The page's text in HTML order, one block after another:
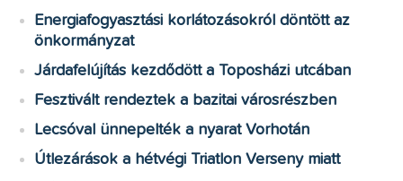
Energiafogyasztási korlátozásokról döntött az
önkormányzat
Járdafelújítás kezdődött a Toposházi utcában
Fesztivált rendeztek a bazitai városrészben
Lecsóval ünnepelték a nyarat Vorhotán
Útlezárások a hétvégi Triatlon Verseny miatt